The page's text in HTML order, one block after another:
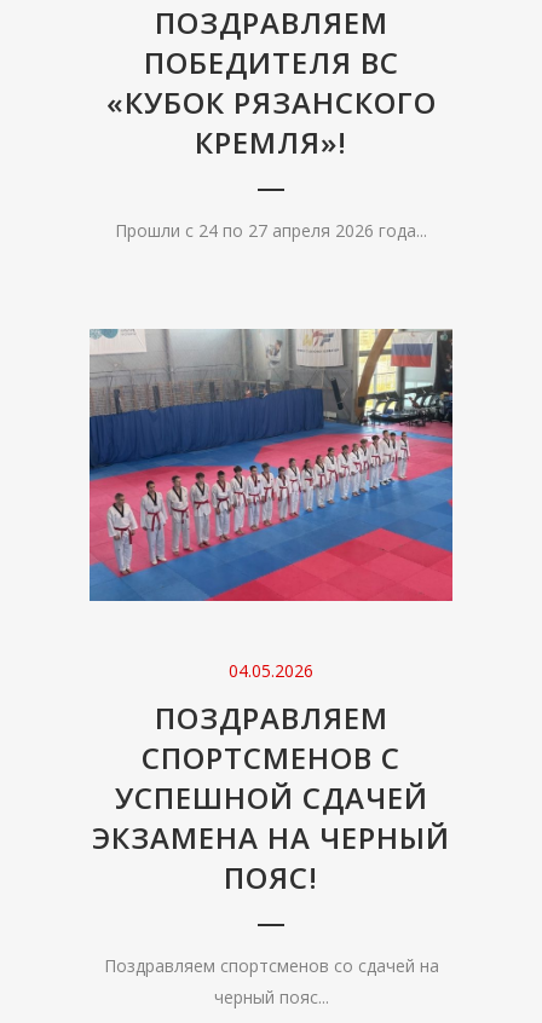
ПОЗДРАВЛЯЕМ
ПОБЕДИТЕЛЯ ВС
«КУБОК РЯЗАНСКОГО
КРЕМЛЯ»!
Прошли с 24 по 27 апреля 2026 года...
04.05.2026
ПОЗДРАВЛЯЕМ
СПОРТСМЕНОВ С
УСПЕШНОЙ СДАЧЕЙ
ЭКЗАМЕНА НА ЧЕРНЫЙ
ПОЯС!
Поздравляем спортсменов со сдачей на
черный пояс...